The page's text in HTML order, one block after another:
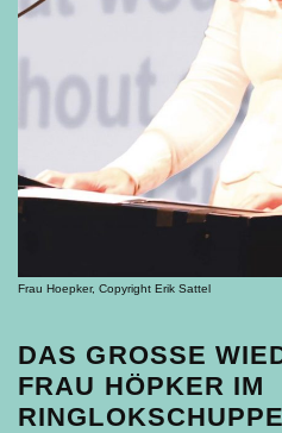
Frau Hoepker, Copyright Erik Sattel
DAS GROSSE
RAU HÖPKER IM R